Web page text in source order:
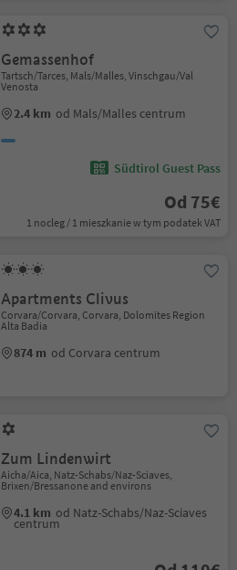
Gemassenhof
Tartsch/Tarces, Mals/Malles, Vinschgau/Val
Venosta
2.4 km od Mals/Malles centrum
Südtirol Guest Pass
Od 75€
1 nocleg / 1 mieszkanie w tym podatek VAT
Apartments Clivus
Corvara/Corvara, Corvara, Dolomites Region
Alta Badia
874 m od Corvara centrum
Zum Lindenwirt
Aicha/Aica, Natz-Schabs/Naz-Sciaves,
Brixen/Bressanone and environs
4.1 km od Natz-Schabs/Naz-Sciaves
centrum